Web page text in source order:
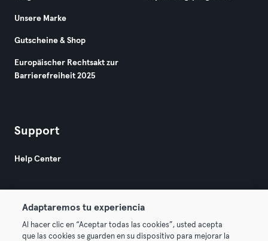
Unsere Marke
Gutscheine & Shop
Europäischer Rechtsakt zur
Barrierefreiheit 2025
Support
Help Center
Adaptaremos tu experiencia
Al hacer clic en “Aceptar todas las cookies”, usted acepta
que las cookies se guarden en su dispositivo para mejorar la